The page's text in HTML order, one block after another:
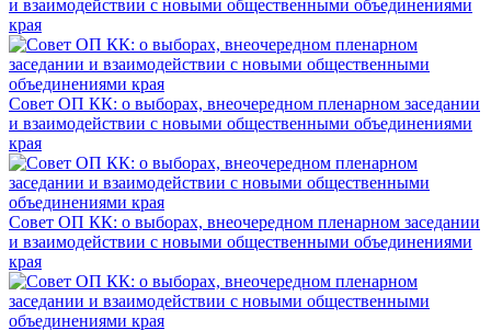
и взаимодействии с новыми общественными объединениями
края
Совет ОП КК: о выборах, внеочередном пленарном заседании
и взаимодействии с новыми общественными объединениями
края
Совет ОП КК: о выборах, внеочередном пленарном заседании
и взаимодействии с новыми общественными объединениями
края